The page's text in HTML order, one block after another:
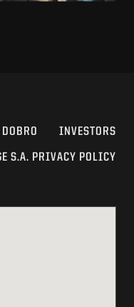
DOBRO INVESTORS
S.A. PRIVACY POLICY